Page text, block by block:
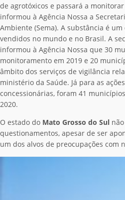
de agrotóxicos e passará a
informou à Agência Nossa a
Ambiente (Sema). A substância é
vendidos no mundo e no Brasil. A
informou à Agência Nossa que 30
monitoramento em 2019 e 20
âmbito dos serviços de vigilância
ministério da Saúde. Já para as
concessionárias, foram 41
2020.
O estado do Mato Grosso do Sul
questionamentos, apesar de ser
um dos alvos de preocupações com